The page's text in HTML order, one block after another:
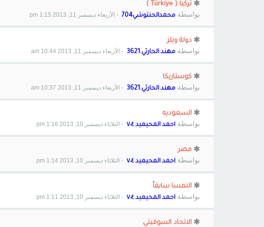
تركيا ( Türkiye )
بواسطة محمدالحنتوشي704 - الأربعاء ديسمبر 11, 2013 1:15 pm
دولة ويلز
بواسطة مهند الحارثي.3621 - الأربعاء ديسمبر 11, 2013 10:44 am
كوستاريكا
بواسطة مهند الحارثي.3621 - الأربعاء ديسمبر 11, 2013 10:37 am
السعوديه
بواسطة احمد المحيميد ٧٠٤ - الثلاثاء ديسمبر 10, 2013 1:16 pm
مصر
بواسطة احمد المحيميد ٧٠٤ - الثلاثاء ديسمبر 10, 2013 1:14 pm
النمسا سابقاً
بواسطة احمد المحيميد ٧٠٤ - الثلاثاء ديسمبر 10, 2013 1:11 pm
الاتحاد السوفيتي